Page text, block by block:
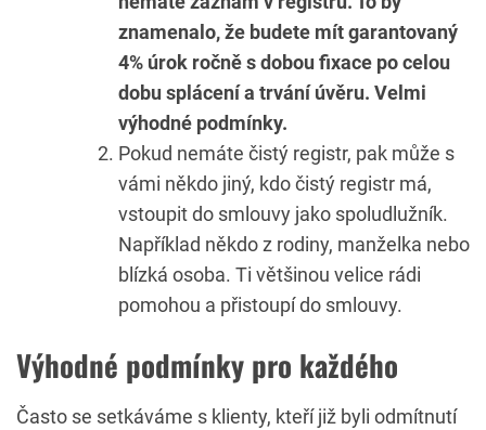
znamenalo, že budete mít garantovaný
4% úrok ročně s dobou fixace po celou
dobu splácení a trvání úvěru. Velmi
výhodné podmínky.
Pokud nemáte čistý registr, pak může s
vámi někdo jiný, kdo čistý registr má,
vstoupit do smlouvy jako spoludlužník.
Například někdo z rodiny, manželka nebo
blízká osoba. Ti většinou velice rádi
pomohou a přistoupí do smlouvy.
Výhodné podmínky pro každého
Často se setkáváme s klienty, kteří již byli odmítnutí